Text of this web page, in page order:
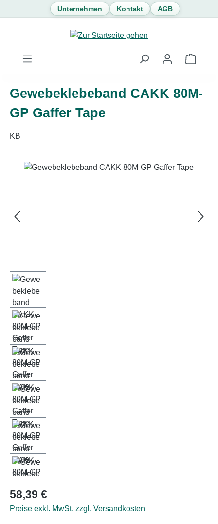
Zum Hauptinhalt springen
Unternehmen Kontakt AGB
Gewebeklebeband CAKK 80M-
GP Gaffer Tape
KB
Bildergalerie überspringen
Regulärer Preis:
58,39 €
Preise exkl. MwSt. zzgl. Versandkosten